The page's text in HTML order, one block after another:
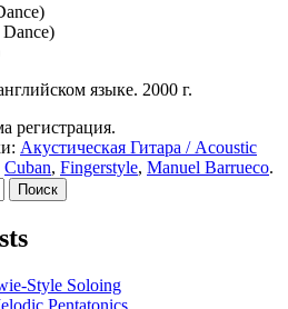
языке. 2000 г.
регистрация.
Акустическая Гитара / Acoustic
Cuban, Fingerstyle, Manuel Barrueco.
Style Soloing
Pentatonics